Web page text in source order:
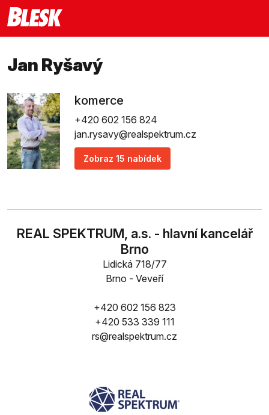
Jan Ryšavý
komerce
+420 602 156 824
jan.rysavy@realspektrum.cz
Zobraz 15 nabídek
REAL SPEKTRUM, a.s. - hlavní kancelář
Brno
Lidická 718/77
Brno - Veveří
+420 602 156 823
+420 533 339 111
rs@realspektrum.cz